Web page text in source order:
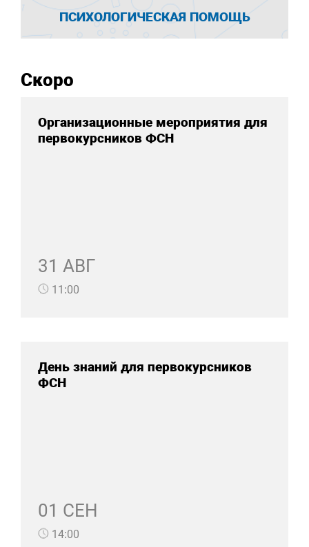
ПСИХОЛОГИЧЕСКАЯ ПОМОЩЬ
Скоро
Организационные мероприятия для
первокурсников ФСН
31 АВГ
11:00
День знаний для первокурсников
ФСН
01 СЕН
14:00